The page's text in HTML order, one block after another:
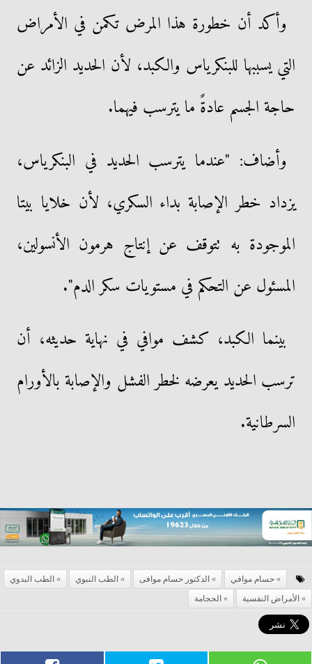
وأكد أن خطورة هذا المرض تكمن في الأمراض
التي يسببها للبنكرياس والكبد، لأن الحديد الزائد عن
حاجة الجسم عادةً ما يترسب فيهما.
وأضاف: "عندما يترسب الحديد في البنكرياس،
يزداد خطر الإصابة بداء السكري، لأن خلايا بيتا
الموجودة به تتوقف عن إنتاج هرمون الأنسولين،
المسئول عن التحكم في مستويات سكر الدم".
بينما الكبد، كشف موافي في نهاية حديثه، أن
ترسب الحديد يعرضه لخطر الفشل والإصابة بالأورام
السرطانية.
حسام موافي الدكتور حسام موافى الطب النبوي
الطب البدوي
الأمراض النفسية
الحجامة